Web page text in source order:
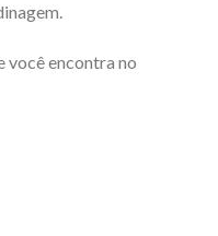
você encontra no